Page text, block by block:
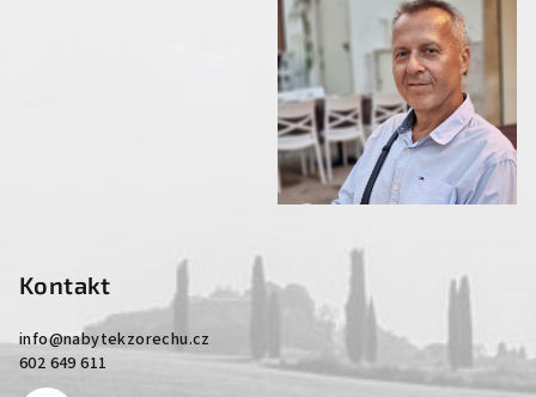
Kontakt
info@nabytekzorechu.cz
602 649 611